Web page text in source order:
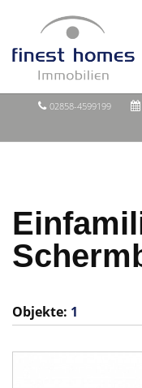
02858-4599199
Objekte: 1